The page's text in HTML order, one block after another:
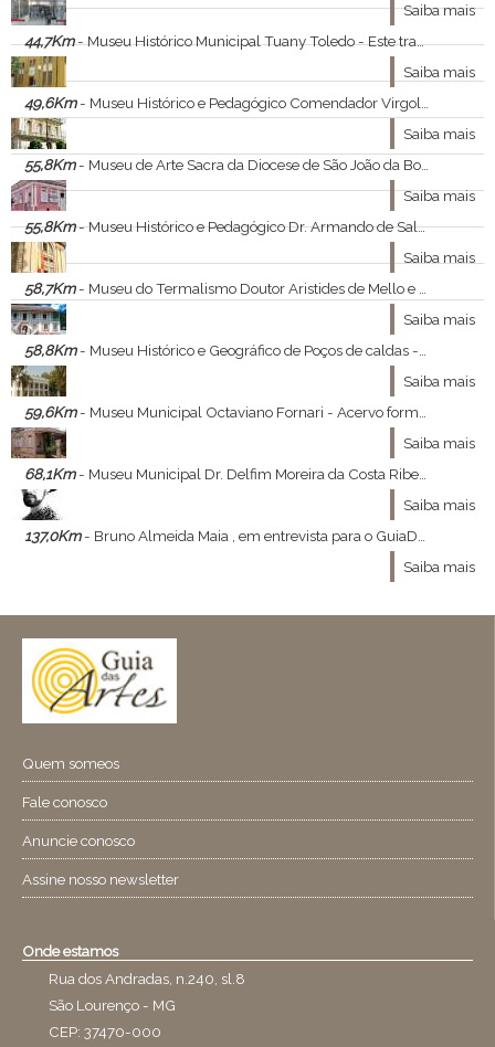
Saiba mais
44,7Km- Museu Histórico Municipal Tuany Toledo - Este trabalho tem como objetivo compreender os significados culturais e sociais que permeiam as instituições museológicas no Brasil, a partir das novas temáticas da área.
Saiba mais
49,6Km- Museu Histórico e Pedagógico Comendador Virgolino de Oliveira - É um dos principais pontos de preservação da cultura itapirense e faz parte do Circuito de Museus da região do Parque Juca Mulato.
Saiba mais
55,8Km- Museu de Arte Sacra da Diocese de São João da Boa Vista - Destinada à preservação da memória da tradição religiosa da população regional, uma vez que o acervo é constituído essencialmente de peças oriundas dos dezoito municípios que compõem a Diocese de São João da Boa Vista
Saiba mais
55,8Km- Museu Histórico e Pedagógico Dr. Armando de Salles Oliveira - Seu acervo foi ampliado a partir de campanhas em escolas, incorporação do patrimônio municipal e doações esparsas de particulares e de instituições locais.
Saiba mais
58,7Km- Museu do Termalismo Doutor Aristides de Mello e Souza - Criado nas comemorações dos 60 anos das Thermas Antônio Carlos. A maioria do objetos foram doados pela família Mourão. Recebeu algumas doações da Srª. Tereza Alvisi e outros materiais foram usados nas Thermas, sendo que alguns ainda estão em atividade até
Saiba mais
58,8Km- Museu Histórico e Geográfico de Poços de caldas - O museu conta com um amplo acervo que vai do mobiliário dos primeiros moradores à fotografias que registram a passagem de visitantes ilustres, como a D. Pedro II e Juscelino Kubitschek.
Saiba mais
59,6Km- Museu Municipal Octaviano Fornari - Acervo formado, em sua maioria, pelas doações do Sr. Orlando Fornari, mas também de doações de famílias da cidade. É composto de fotografias, mobiliário, medalhas, utensílios domésticos, aparelhos antigos e peças arqueológicas, ou seja, objetos que mostra
Saiba mais
68,1Km- Museu Municipal Dr. Delfim Moreira da Costa Ribeiro - A história da formação do museu se mistura com a história do Feirão Folclórico. O grupo responsável pela criação do Feirão Folclórico, sentindo a necessidade de reunir e preservar peças, documentos e demais objetos que contassem um pouco da história de no
Saiba mais
137,0Km- Bruno Almeida Maia , em entrevista para o GuiaDasArtes - Bruno Almeida Maia , ministrante do curso Constelações Visionárias , a relação entre moda , arte e filosofia nos concedeu a ótima entrevista que se segue :
Saiba mais
Quem someos
Fale conosco
Anuncie conosco
Assine nosso newsletter
Onde estamos
Rua dos Andradas, n.240, sl.8
São Lourenço - MG
CEP: 37470-000